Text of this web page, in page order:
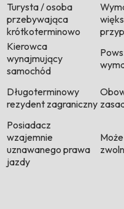
Turysta / osoba
przebywająca
krótkoterminowo
Kierowca
wynajmujący
samochód
Długoterminowy
rezydent zagraniczny
Posiadacz
wzajemnie
uznawanego prawa
jazdy